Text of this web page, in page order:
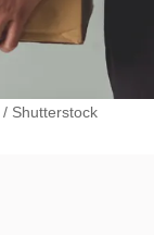
/ Shutterstock